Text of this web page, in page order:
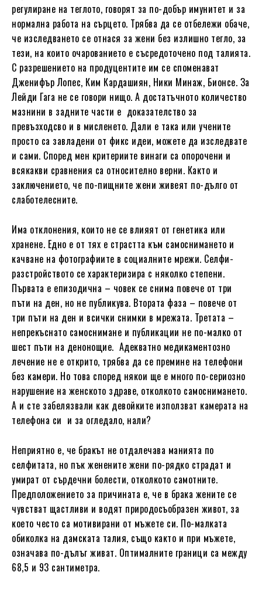
регулиране на теглото, говорят за по-добър имунитет и за
нормална работа на сърцето. Трябва да се отбележи обаче,
че изследването се отнася за жени без излишно тегло, за
тези, на които очарованието е съсредоточено под талията.
С разрешението на продуцентите им се споменават
Дженифър Лопес, Ким Кардашиян, Ники Минаж, Бионсе. За
Лейди Гага не се говори нищо. А достатъчното количество
мазнини в задните части е доказателство за
превъзходсво и в мисленето. Дали е така или учените
просто са завладени от фикс идеи, можете да изследвате
и сами. Според мен критериите винаги са опорочени и
всякакви сравнения са относително верни. Както и
заключението, че по-пищните жени живеят по-дълго от
слаботелесните.
Има отклонения, които не се влияят от генетика или
хранене. Едно е от тях е страстта към самоснимането и
качване на фотографиите в социалните мрежи. Селфи-
разстройството се характеризира с няколко степени.
Първата е епизодична – човек се снима повече от три
пъти на ден, но не публикува. Втората фаза – повече от
три пъти на ден и всички снимки в мрежата. Третата –
непрекъснато самоснимане и публикации не по-малко от
шест пъти на денонощие. Адекватно медикаментозно
лечение не е открито, трябва да се премине на телефони
без камери. Но това според някои ще е много по-сериозно
нарушение на женското здраве, отколкото самоснимането.
А и сте забелязвали как девойките използват камерата на
телефона си и за огледало, нали?
Неприятно е, че бракът не отдалечава манията по
селфитата, но пък женените жени по-рядко страдат и
умират от сърдечни болести, отколкото самотните.
Предположението за причината е, че в брака жените се
чувстват щастливи и водят природосъобразен живот, за
което често са мотивирани от мъжете си. По-малката
обиколка на дамската талия, също както и при мъжете,
означава по-дълъг живат. Оптималните граници са между
68,5 и 93 сантиметра.